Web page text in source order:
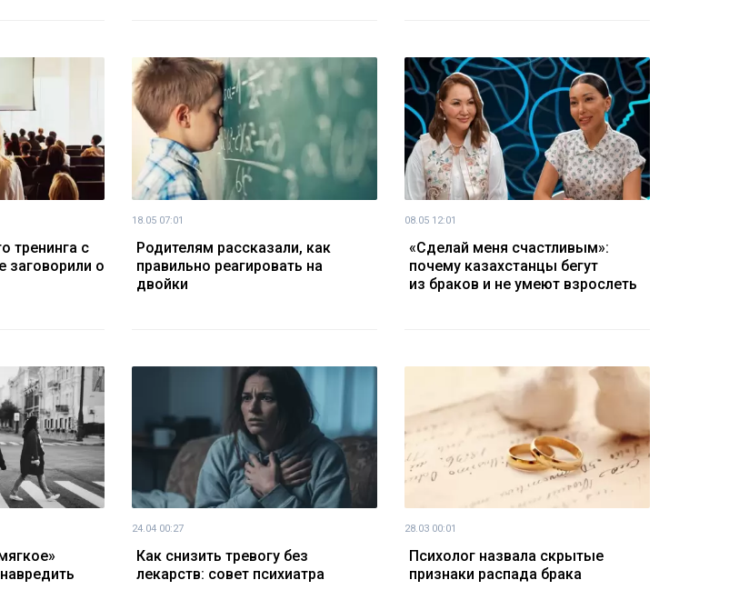
тренинга с
заговорили о
18.05 07:01
Родителям рассказали, как
правильно реагировать на
двойки
08.05 12:01
«Сделай меня счастливым»:
почему казахстанцы бегут
из браков и не умеют взрослеть
24.04 00:27
Как снизить тревогу без
лекарств: совет психиатра
28.03 00:01
Психолог назвала скрытые
признаки распада брака